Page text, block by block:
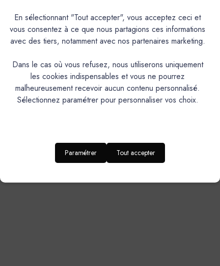
- Couleur MACADAM - 14 kg
270,90€
En sélectionnant "Tout accepter", vous acceptez ceci et
vous consentez à ce que nous partagions ces informations
avec des tiers, notamment avec nos partenaires marketing.
Dans le cas où vous refusez, nous utiliserons uniquement
les cookies indispensables et vous ne pourrez
malheureusement recevoir aucun contenu personnalisé.
Sélectionnez paramétrer pour personnaliser vos choix.
Paramétrer Tout accepter